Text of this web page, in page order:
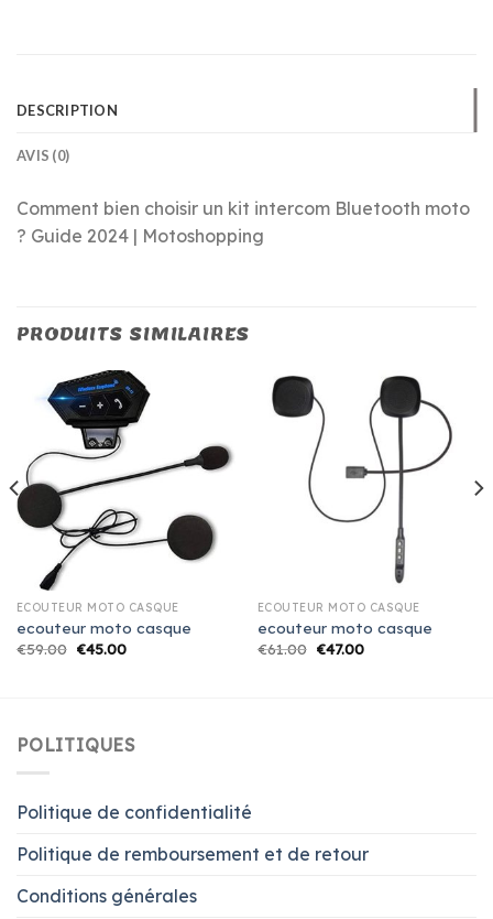
DESCRIPTION
AVIS (0)
Comment bien choisir un kit intercom Bluetooth moto
? Guide 2024 | Motoshopping
PRODUITS SIMILAIRES
ECOUTEUR MOTO CASQUE
ecouteur moto casque
€59.00 €45.00
ECOUTEUR MOTO CASQUE
ecouteur moto casque
€61.00 €47.00
POLITIQUES
Politique de confidentialité
Politique de remboursement et de retour
Conditions générales